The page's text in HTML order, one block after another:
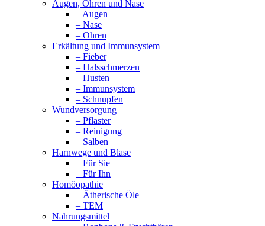
Augen, Ohren und Nase
– Augen
– Nase
– Ohren
Erkältung und Immunsystem
– Fieber
– Halsschmerzen
– Husten
– Immunsystem
– Schnupfen
Wundversorgung
– Pflaster
– Reinigung
– Salben
Harnwege und Blase
– Für Sie
– Für Ihn
Homöopathie
– Ätherische Öle
– TEM
Nahrungsmittel